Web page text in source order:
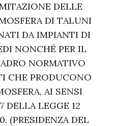
DELLE
DI TALUNI
DA IMPIANTI DI
NONCHÉ PER IL
NORMATIVO
CHE PRODUCONO
AI SENSI
DELLA LEGGE 12
(PRESIDENZA DEL